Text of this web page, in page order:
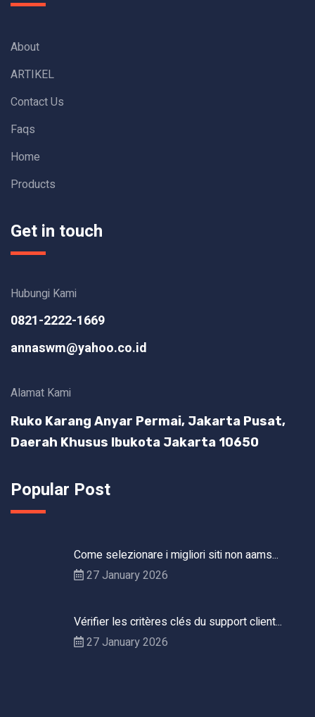
About
ARTIKEL
Contact Us
Faqs
Home
Products
Get in touch
Hubungi Kami
0821-2222-1669
annaswm@yahoo.co.id
Alamat Kami
Ruko Karang Anyar Permai, Jakarta Pusat,
Daerah Khusus Ibukota Jakarta 10650
Popular Post
Come selezionare i migliori siti non aams...
27 January 2026
Vérifier les critères clés du support client...
27 January 2026